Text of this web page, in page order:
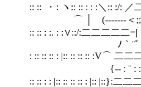
:: :: ・ : ヽ:: :: : : :＼:: :/: ／
⌒ │ (-‐-----＜;;;;;ノ ,
:: :: : :. : :∨::/:二二二二二=|
ﾉ｀¨゛⌒⌒゛／_
: :: :: :: : |:: :: :: :: :V⌒ 二二
{-‐ : ¨ : : ／:u ::
:: :: : : |:: :: :: :: : |:: |::}:二二